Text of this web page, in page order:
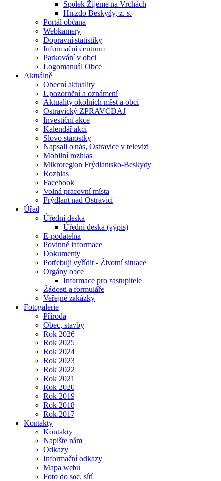
Spolek Žijeme na Vrchách
Hnízdo Beskydy, z. s.
Portál občana
Webkamery
Dopravní statistiky
Informační centrum
Parkování v obci
Logomanuál Obce
Aktuálně
Obecní aktuality
Upozornění a oznámení
Aktuality okolních měst a obcí
Ostravický ZPRAVODAJ
Investiční akce
Kalendář akcí
Slovo starostky
Napsali o nás, Ostravice v televizi
Mobilní rozhlas
Mikroregion Frýdlantsko-Beskydy
Rozhlas
Facebook
Volná pracovní místa
Frýdlant nad Ostravicí
Úřad
Úřední deska
Úřední deska (výpis)
E-podatelna
Povinné informace
Dokumenty
Potřebuji vyřídit - Životní situace
Orgány obce
Informace pro zastupitele
Žádosti a formuláře
Veřejné zakázky
Fotogalerie
Příroda
Obec, stavby
Rok 2026
Rok 2025
Rok 2024
Rok 2023
Rok 2022
Rok 2021
Rok 2020
Rok 2019
Rok 2018
Rok 2017
Kontakty
Kontakty
Napište nám
Odkazy
Informační odkazy
Mapa webu
Foto do soc. sítí